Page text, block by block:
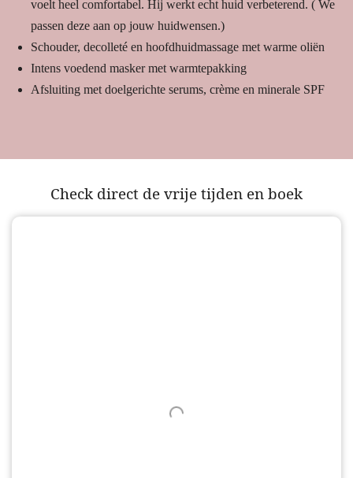
voelt heel comfortabel. Hij werkt echt huid verbeterend. ( We
passen deze aan op jouw huidwensen.)
Schouder, decolleté en hoofdhuidmassage met warme oliën
Intens voedend masker met warmtepakking
Afsluiting met doelgerichte serums, crème en minerale SPF
Check direct de vrije tijden en boek